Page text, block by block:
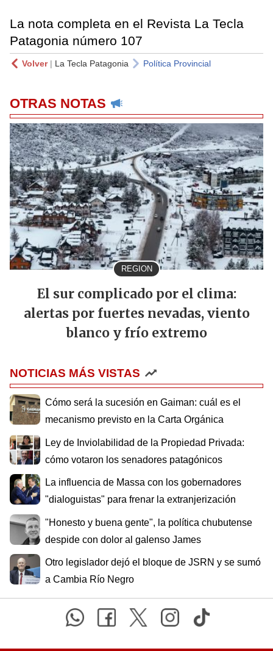
La nota completa en el Revista La Tecla
Patagonia número 107
Volver| La Tecla Patagonia Política Provincial
OTRAS NOTAS
REGION
El sur complicado por el clima:
alertas por fuertes nevadas, viento
blanco y frío extremo
NOTICIAS MÁS VISTAS
Cómo será la sucesión en Gaiman: cuál es el
mecanismo previsto en la Carta Orgánica
Ley de Inviolabilidad de la Propiedad Privada:
cómo votaron los senadores patagónicos
La influencia de Massa con los gobernadores
"dialoguistas" para frenar la extranjerización
"Honesto y buena gente", la política chubutense
despide con dolor al galenso James
Otro legislador dejó el bloque de JSRN y se sumó
a Cambia Río Negro